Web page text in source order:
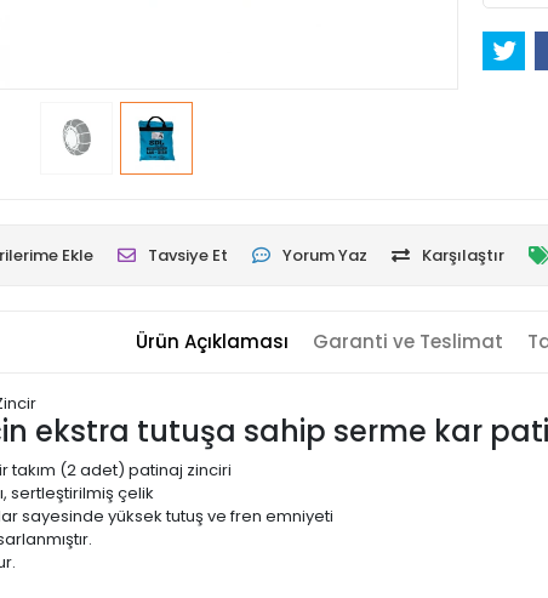
Ekle Tavsiye Et Yorum Yaz Karşılaştır
Ürün Açıklaması Garanti ve Teslimat
ekstra tutuşa sahip serme kar
takım (2 adet) patinaj zinciri
sertleştirilmiş çelik
sayesinde yüksek tutuş ve fren emniyeti